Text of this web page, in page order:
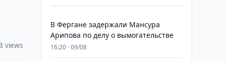
views
В Фергане задержали Мансура
Арипова по делу о вымогательстве
16:20 · 09/08